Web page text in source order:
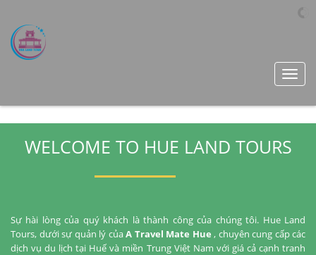
WELCOME TO HUE LAND TOURS
Sự hài lòng của quý khách là thành công của chúng tôi. Hue Land
Tours, dưới sự quản lý củaA Travel Mate Hue , chuyên cung cấp các
dịch vụ du lịch tại Huế và miền Trung Việt Nam với giá cả cạnh tranh